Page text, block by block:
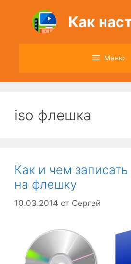
содержимому
Как
Меню
iso флешка
Как и чем записать
на флешку
10.03.2014 от Сергей